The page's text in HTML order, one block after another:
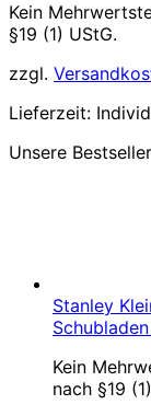
Kein
§19 (1) UStG.
zzgl.
Lieferzeit:
Unsere Bestseller
Stanley
Schubladen
Kein
nach §19